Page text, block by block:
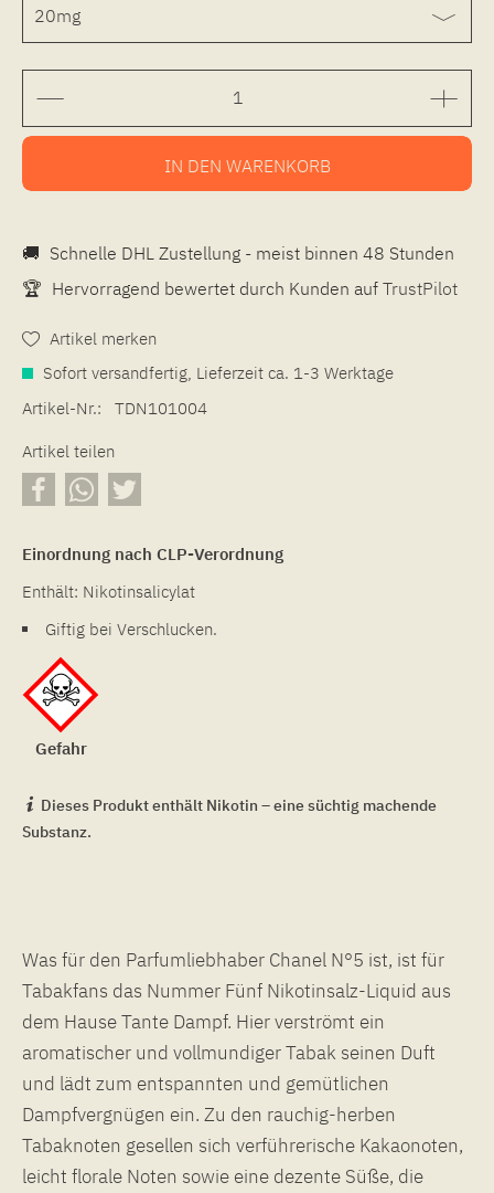
IN DEN WARENKORB
🚚 Schnelle DHL Zustellung - meist binnen 48 Stunden
🏆 Hervorragend bewertet durch Kunden auf TrustPilot
Artikel merken
Sofort versandfertig, Lieferzeit ca. 1-3 Werktage
Artikel-Nr.:
TDN101004
Artikel teilen
Einordnung nach CLP-Verordnung
Enthält: Nikotinsalicylat
Giftig bei Verschlucken.
Gefahr
Dieses Produkt enthält Nikotin – eine süchtig machende
Substanz.
Was für den Parfumliebhaber Chanel N°5 ist, ist für
Tabakfans das Nummer Fünf Nikotinsalz-Liquid aus
dem Hause Tante Dampf. Hier verströmt ein
aromatischer und vollmundiger Tabak seinen Duft
und lädt zum entspannten und gemütlichen
Dampfvergnügen ein. Zu den rauchig-herben
Tabaknoten gesellen sich verführerische Kakaonoten,
leicht florale Noten sowie eine dezente Süße, die